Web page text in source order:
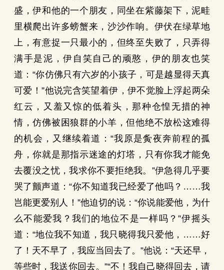
盛，伊和他的一个朋友，同坐在紫藤架下，泥畦
里横爬出许多螃蟹来，沙沙作响。伊伏在绿草地
上，有意捉一只最小的，但终至失败了，只弄得
满手是泥，伊自笑自己的顽憨，伊的朋友也笑
道：“你仿佛只有六岁的小孩子，可是越显得天真
可爱！”他说完含笑望着伊，伊不觉脸上浮起两朵
红云，又羞又惊的低着头，那种仓惶无措的神
情，仿佛被困狼群的小羊，但他绝不放松这难得
的机会，又继续着道：“我原是夤夜奔前程的孤
舟，你就是那指示迷途的灯塔，只有你我才能免
去覆没之忧，我求你不要拒绝我。”伊急得几乎要
哭了颤声道：“你不知道我已经爱了他吗？……我
岂能更爱别人！”他迫切的说：“你说能爱他，为什
么不能爱我？我们的地位不是一样吗？”伊摇头
道：“地位我不知道，我只晓得我只爱他，……好
了！天不早了，我应当回去了。”他说：“天还早，
等些时，我送你回去。”“不！我自己晓得回去，请